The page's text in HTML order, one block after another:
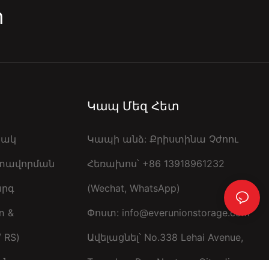
&
Կապ Մեզ Հետ
Կապի անձ: Քրիստինա Չժոու
Հեռախոս՝ +86 13918961232
(Wechat, WhatsApp)
Փոստ: info@everunionstorage.com
Ավելացնել՝ No.338 Lehai Avenue,